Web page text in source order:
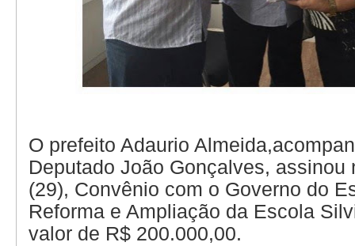
O prefeito Adaurio
Deputado João Gonçalves, assinou
(29), Convênio com o Governo do
Reforma e Ampliação da Escola
valor de R$ 200.000,00.